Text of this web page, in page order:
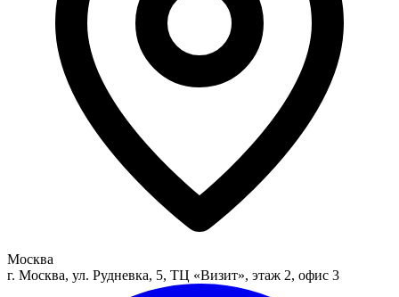
Москва
г. Москва, ул. Рудневка, 5, ТЦ «Визит», этаж 2, офис 3